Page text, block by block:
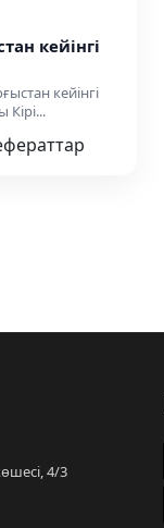
кейінгі
кейінгі
4/3